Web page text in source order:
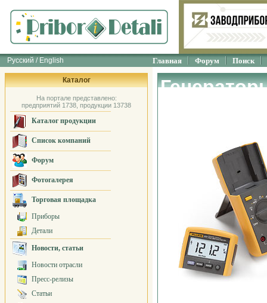
Русский / English Главная Форум Поиск
Каталог
На портале представлено:
предприятий 1738, продукции 13738
Каталог продукции
Список компаний
Форум
Фотогалерея
Торговая площадка
Приборы
Детали
Новости, статьи
Новости отрасли
Пресс-релизы
Статьи